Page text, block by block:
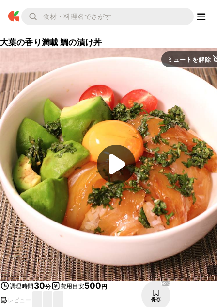
大葉の香り満載 鯛の漬け丼
ミュートを解除
調理時間 30分 費用目安500円
レビュー
920
保存